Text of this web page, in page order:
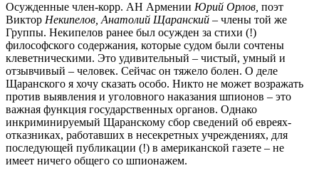
Осужденные член-корр. АН Армении Юрий Орлов, поэт
Виктор Некипелов, Анатолий Щаранский – члены той же
Группы. Некипелов ранее был осужден за стихи (!)
философского содержания, которые судом были сочтены
клеветническими. Это удивительный – чистый, умный и
отзывчивый – человек. Сейчас он тяжело болен. О деле
Щаранского я хочу сказать особо. Никто не может возражать
против выявления и уголовного наказания шпионов – это
важная функция государственных органов. Однако
инкриминируемый Щаранскому сбор сведений об евреях-
отказниках, работавших в несекретных учреждениях, для
последующей публикации (!) в американской газете – не
имеет ничего общего со шпионажем.